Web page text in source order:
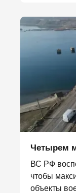
Четырем
ВС РФ
чтобы
объекты